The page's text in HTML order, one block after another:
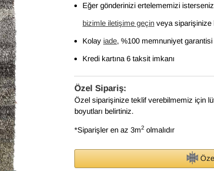
Eğer gönderinizi ertelememizi
bizimle iletişime geçin veya siparişinize
Kolay iade, %100 memnuniyet garantisi
Kredi kartına 6 taksit imkanı
Özel Sipariş:
Özel siparişinize teklif verebilmemiz için
boyutları belirtiniz.
*Siparişler en az 3m2 olmalıdır